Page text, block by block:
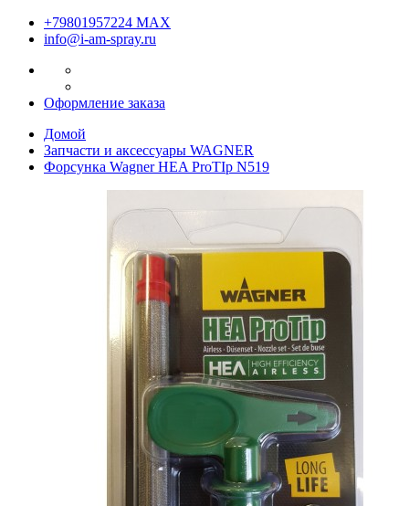
+79801957224 МАХ
info@i-am-spray.ru
Оформление заказа
Домой
Запчасти и аксессуары WAGNER
Форсунка Wagner HEA ProTIp N519